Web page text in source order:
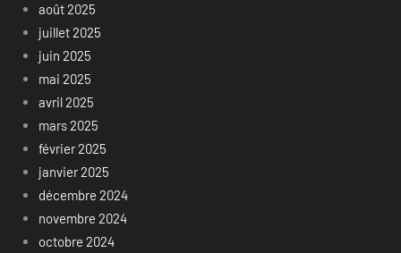
août 2025
juillet 2025
juin 2025
mai 2025
avril 2025
mars 2025
février 2025
janvier 2025
décembre 2024
novembre 2024
octobre 2024